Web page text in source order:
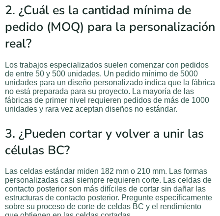
2. ¿Cuál es la cantidad mínima de
pedido (MOQ) para la personalización
real?
Los trabajos especializados suelen comenzar con pedidos
de entre 50 y 500 unidades. Un pedido mínimo de 5000
unidades para un diseño personalizado indica que la fábrica
no está preparada para su proyecto. La mayoría de las
fábricas de primer nivel requieren pedidos de más de 1000
unidades y rara vez aceptan diseños no estándar.
3. ¿Pueden cortar y volver a unir las
células BC?
Las celdas estándar miden 182 mm o 210 mm. Las formas
personalizadas casi siempre requieren corte. Las celdas de
contacto posterior son más difíciles de cortar sin dañar las
estructuras de contacto posterior. Pregunte específicamente
sobre su proceso de corte de celdas BC y el rendimiento